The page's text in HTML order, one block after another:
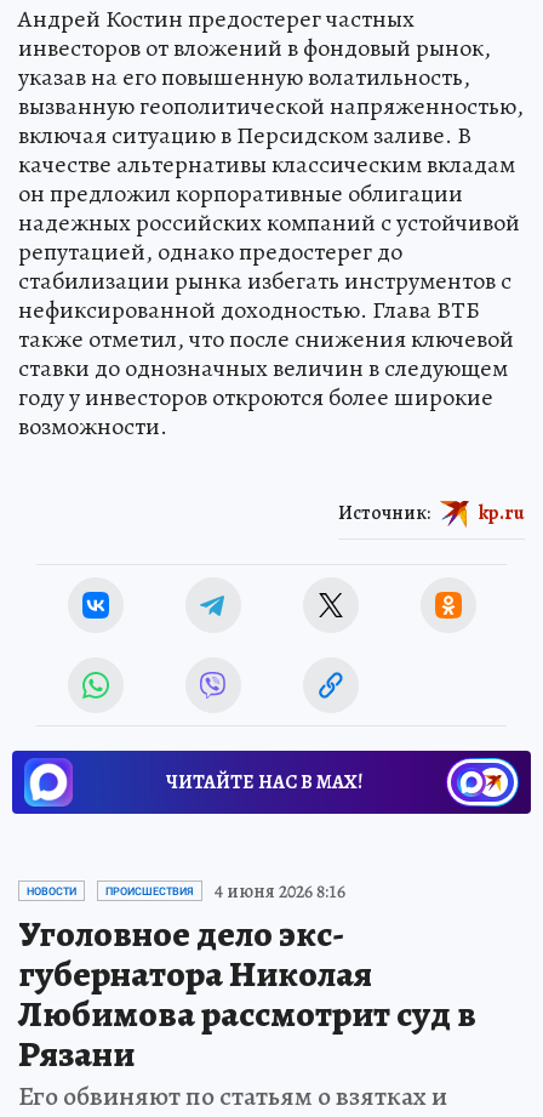
Андрей Костин предостерег частных
инвесторов от вложений в фондовый рынок,
указав на его повышенную волатильность,
вызванную геополитической напряженностью,
включая ситуацию в Персидском заливе. В
качестве альтернативы классическим вкладам
он предложил корпоративные облигации
надежных российских компаний с устойчивой
репутацией, однако предостерег до
стабилизации рынка избегать инструментов с
нефиксированной доходностью. Глава ВТБ
также отметил, что после снижения ключевой
ставки до однозначных величин в следующем
году у инвесторов откроются более широкие
возможности.
Источник: kp.ru
ЧИТАЙТЕ НАС В МАХ!
НОВОСТИ ПРОИСШЕСТВИЯ 4 июня 2026 8:16
Уголовное дело экс-
губернатора Николая
Любимова рассмотрит суд в
Рязани
Его обвиняют по статьям о взятках и